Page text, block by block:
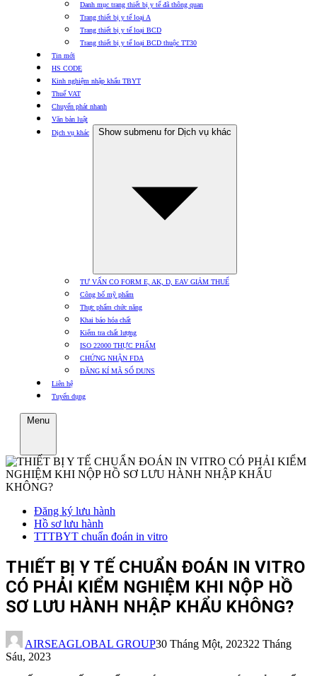
Danh mục trang thiết bị y tế đã thông quan
Trang thiết bị y tế loại A
Trang thiết bị y tế loại BCD
Trang thiết bị y tế loại BCD thuộc TT30
Tin mới
HS CODE
Kinh nghiệm nhập khẩu TBYT
Thuế VAT
Chuyển phát nhanh
Văn bản luật
Dịch vụ khác
Show submenu for Dịch vụ khác
TƯ VẤN CO FORM E, AK, D, EAV GIẢM THUẾ
Công bố mỹ phẩm
Thực phẩm chức năng
Khai báo hóa chất
Kiểm tra chất lượng
ISO 22000 THỰC PHẨM
CHỨNG NHẬN FDA
ĐĂNG KÍ MÃ SỐ DUNS
Liên hệ
Tuyển dụng
Menu
Đăng ký lưu hành
Hồ sơ lưu hành
TTTBYT chuẩn đoán in vitro
THIẾT BỊ Y TẾ CHUẨN ĐOÁN IN VITRO
CÓ PHẢI KIỂM NGHIỆM KHI NỘP HỒ
SƠ LƯU HÀNH NHẬP KHẨU KHÔNG?
AIRSEAGLOBAL GROUP30 Tháng Một, 202322 Tháng
Sáu, 2023